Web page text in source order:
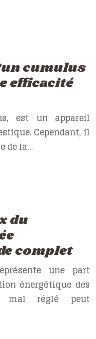
cumulus
efficacité
est un appareil
Cependant, il
de la…
du
complet
une part
énergétique des
mal réglé peut